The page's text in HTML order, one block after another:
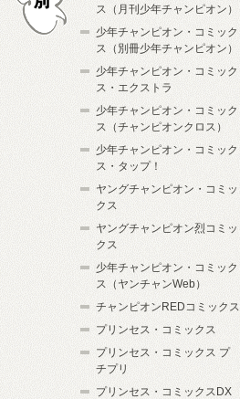
ス（月刊少年チャンピオン）
少年チャンピオン・コミック
ス（別冊少年チャンピオン）
少年チャンピオン・コミック
ス・エクストラ
少年チャンピオン・コミック
ス（チャンピオンクロス）
少年チャンピオン・コミック
ス・タップ！
ヤングチャンピオン・コミッ
クス
ヤングチャンピオン烈コミッ
クス
少年チャンピオン・コミック
ス（ヤンチャンWeb）
チャンピオンREDコミックス
プリンセス・コミックス
プリンセス・コミックス プ
チプリ
プリンセス・コミックスDX